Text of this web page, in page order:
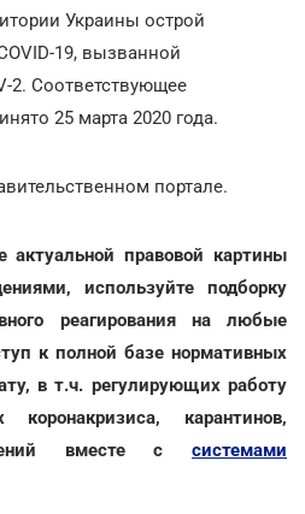
Украины острой
19, вызванной
2. Соответствующее
25 марта 2020 года.
портале.
правовой картины
используйте подборку
реагирования на любые
к полной базе нормативных
в т.ч. регулирующих работу
карантинов,
вместе с системами